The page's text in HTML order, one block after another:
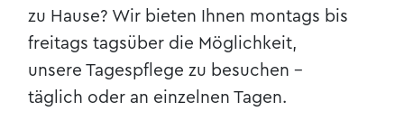
zu Hause? Wir bieten Ihnen montags bis
freitags tagsüber die Möglichkeit,
unsere Tagespflege zu besuchen -
täglich oder an einzelnen Tagen.